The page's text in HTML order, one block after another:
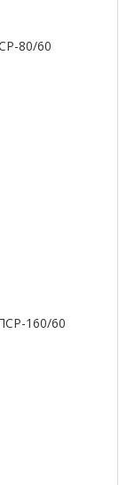
80/60
160/60